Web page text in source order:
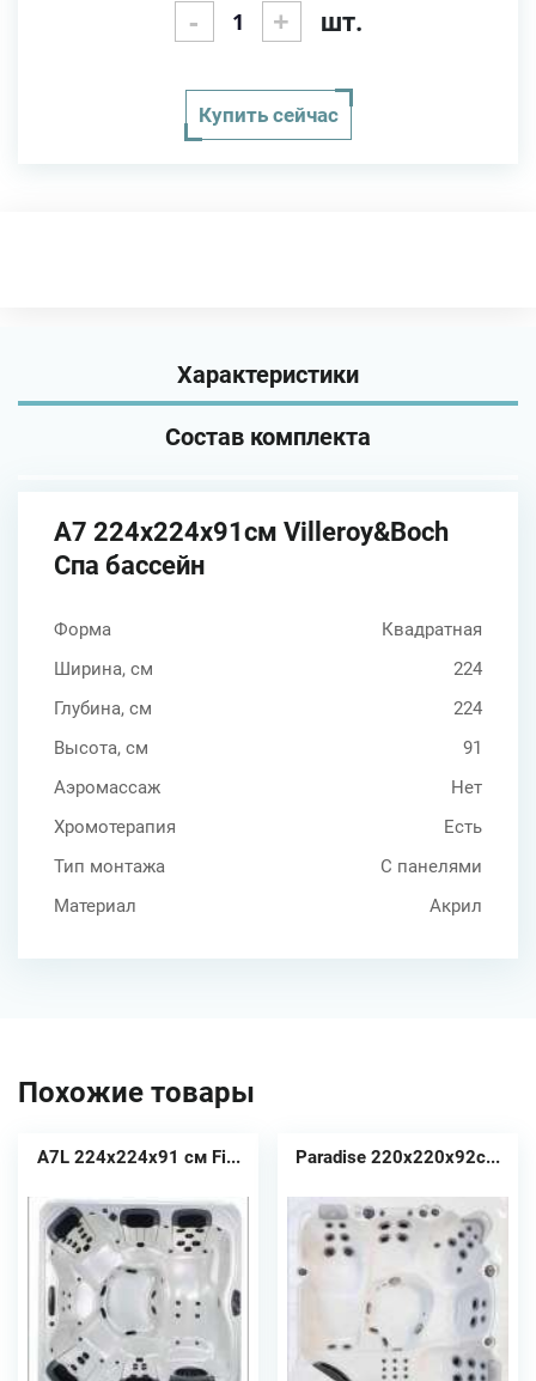
-
+ шт.
Купить сейчас
Характеристики
Состав комплекта
A7 224x224x91см Villeroy&Boch
Спа бассейн
Форма
Квадратная
Ширина, см
224
Глубина, см
224
Высота, см
91
Аэромассаж
Нет
Хромотерапия
Есть
Тип монтажа
С панелями
Материал
Акрил
Похожие товары
A7L 224x224x91 см Fi... Paradise 220х220х92с...